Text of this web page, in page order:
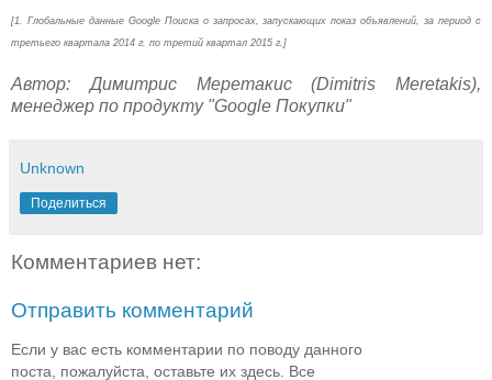
[1. Глобальные данные Google Поиска о запросах, запускающих показ объявлений, за период с
третьего квартала 2014 г. по третий квартал 2015 г.]
Автор: Димитрис Меретакис (Dimitris Meretakis),
менеджер по продукту "Google Покупки"
Unknown
Поделиться
Комментариев нет:
Отправить комментарий
Если у вас есть комментарии по поводу данного
поста, пожалуйста, оставьте их здесь. Все